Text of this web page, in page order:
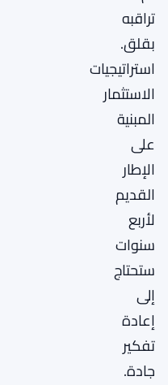
تراقبه
بقلق.
استراتيجيات
الاستثمار
المبنية
على
الإطار
القديم
لأربع
سنوات
ستحتاج
إلى
إعادة
تفكير
جادة.